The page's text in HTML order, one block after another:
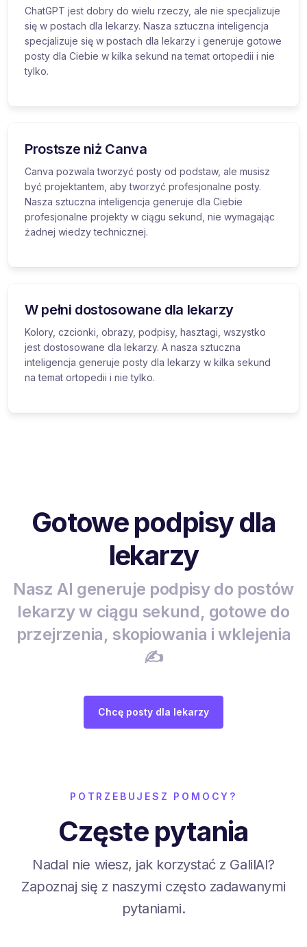
ChatGPT jest dobry do wielu rzeczy, ale nie specjalizuje
się w postach dla lekarzy. Nasza sztuczna inteligencja
specjalizuje się w postach dla lekarzy i generuje gotowe
posty dla Ciebie w kilka sekund na temat ortopedii i nie
tylko.
Prostsze niż Canva
Canva pozwala tworzyć posty od podstaw, ale musisz
być projektantem, aby tworzyć profesjonalne posty.
Nasza sztuczna inteligencja generuje dla Ciebie
profesjonalne projekty w ciągu sekund, nie wymagając
żadnej wiedzy technicznej.
W pełni dostosowane dla lekarzy
Kolory, czcionki, obrazy, podpisy, hasztagi, wszystko
jest dostosowane dla lekarzy. A nasza sztuczna
inteligencja generuje posty dla lekarzy w kilka sekund
na temat ortopedii i nie tylko.
Gotowe podpisy dla
lekarzy
Nasz AI generuje podpisy do postów
lekarzy w ciągu sekund, gotowe do
przejrzenia, skopiowania i wklejenia
✍️
Chcę posty dla lekarzy
POTRZEBUJESZ POMOCY?
Częste pytania
Nadal nie wiesz, jak korzystać z GalilAI?
Zapoznaj się z naszymi często zadawanymi
pytaniami.